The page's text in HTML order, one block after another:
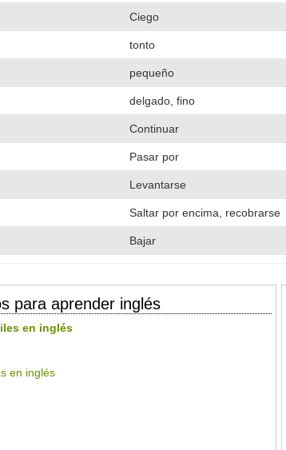
Ciego
tonto
pequeño
delgado, fino
Continuar
Pasar por
Levantarse
Saltar por encima, recobrarse
Bajar
para aprender inglés
en inglés
en inglés